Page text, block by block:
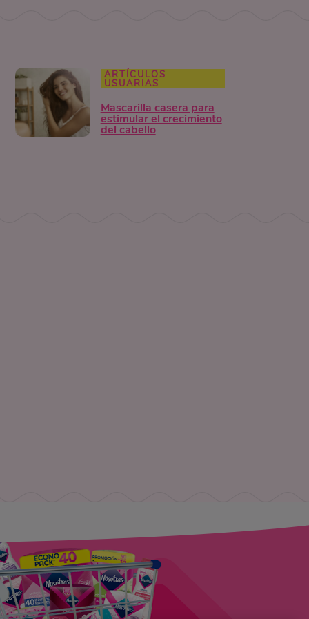
ARTÍCULOS
USUARIAS
Mascarilla casera para
estimular el crecimiento
del cabello